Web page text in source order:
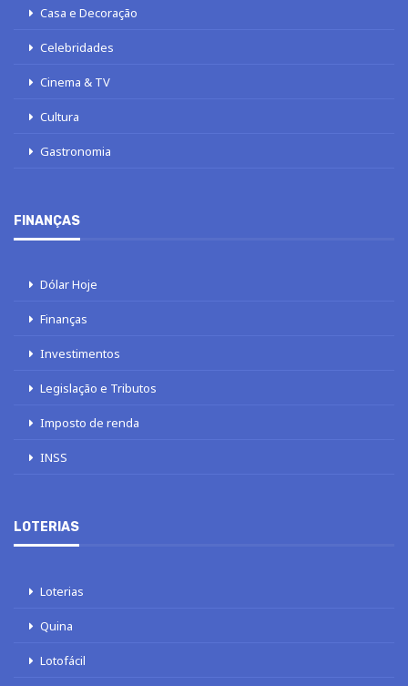
Casa e Decoração
Celebridades
Cinema & TV
Cultura
Gastronomia
FINANÇAS
Dólar Hoje
Finanças
Investimentos
Legislação e Tributos
Imposto de renda
INSS
LOTERIAS
Loterias
Quina
Lotofácil